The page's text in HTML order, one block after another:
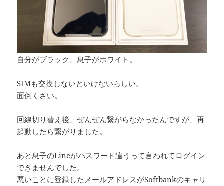
自分がブラック、息子がホワイト。
SIMも交換しないといけないらしい。
面倒くさい。
回線切り替え後、ぜんぜん繋がらなかったんですが、再
起動したら繋がりました。
あと息子のLineがパスワード違うって言われてログイン
できませんでした。
悪いことに登録したメールアドレスがSoftbankのキャリ